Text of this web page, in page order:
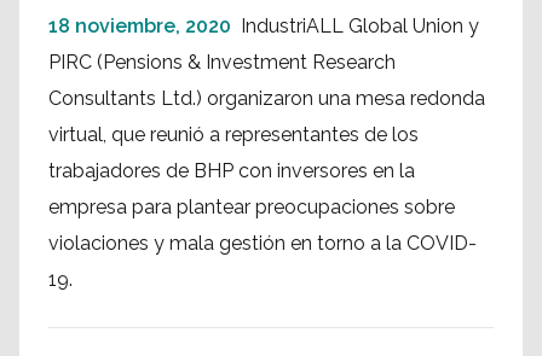
18 noviembre, 2020 IndustriALL Global Union y
PIRC (Pensions & Investment Research
Consultants Ltd.) organizaron una mesa redonda
virtual, que reunió a representantes de los
trabajadores de BHP con inversores en la
empresa para plantear preocupaciones sobre
violaciones y mala gestión en torno a la COVID-
19.